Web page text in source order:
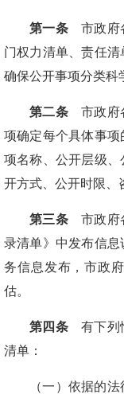
第一条市政府
门权力清单、责任清
确保公开事项分类科
第二条市政府
项确定每个具体事
项名称、公开层级
开方式、公开时限、
第三条市政府
录清单》中发布信
务信息发布，市政
估。
第四条有下列
清单：
（一）依据的